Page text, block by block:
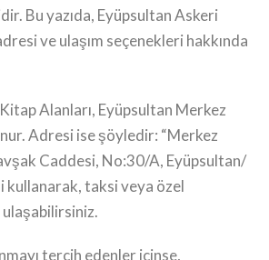
Bu yazıda, Eyüpsultan Askeri
ve ulaşım seçenekleri hakkında
Alanları, Eyüpsultan Merkez
Adresi ise şöyledir: “Merkez
Caddesi, No:30/A, Eyüpsultan/
kullanarak, taksi veya özel
ulaşabilirsiniz.
tercih edenler içinse,